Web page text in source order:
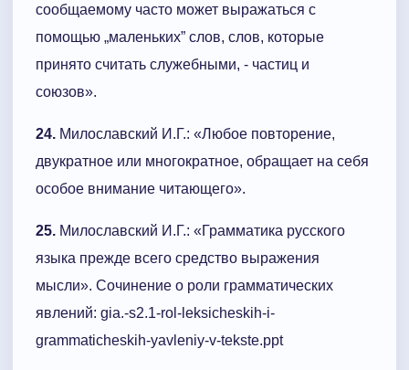
сообщаемому часто может выражаться с
помощью „маленьких” слов, слов, которые
принято считать служебными, - частиц и
союзов».
24. Милославский И.Г.: «Любое повторение,
двукратное или многократное, обращает на себя
особое внимание читающего».
25. Милославский И.Г.: «Грамматика русского
языка прежде всего средство выражения
мысли». Сочинение о роли грамматических
явлений: gia.-s2.1-rol-leksicheskih-i-
grammaticheskih-yavleniy-v-tekste.ppt